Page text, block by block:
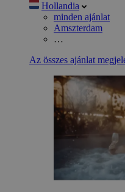
Hollandia
minden ajánlat
Amszterdam
…
Az összes ajánlat